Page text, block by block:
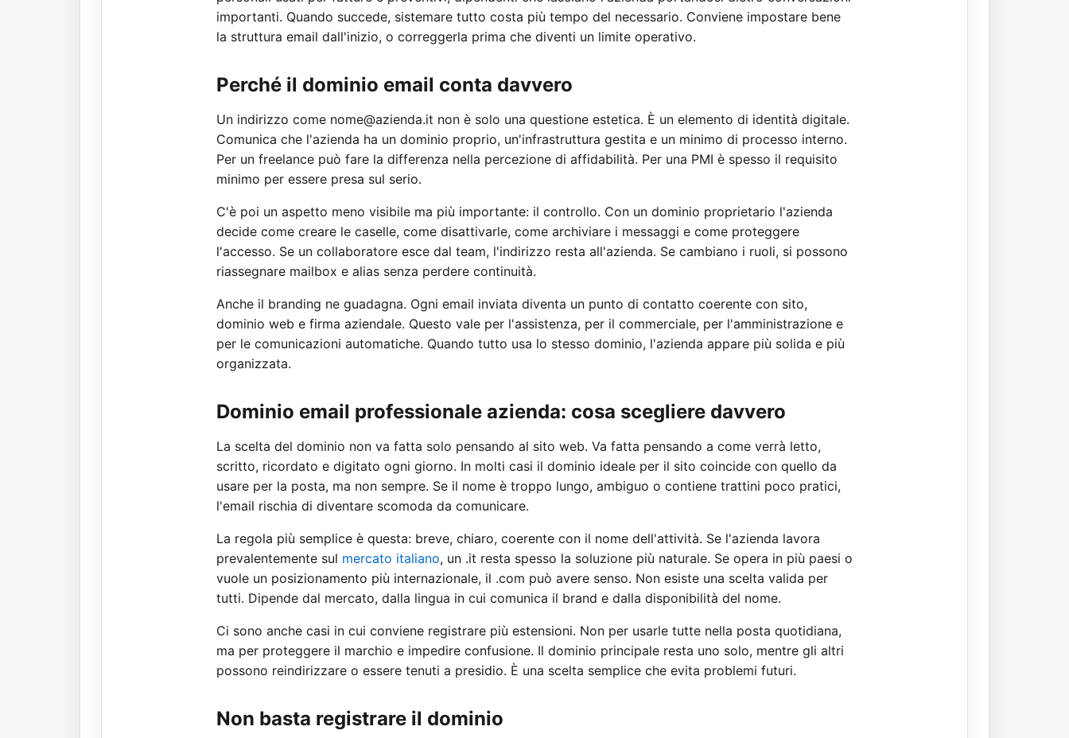
importanti. Quando succede, sistemare tutto costa più tempo del necessario. Conviene impostare bene
la struttura email dall'inizio, o correggerla prima che diventi un limite operativo.
Perché il dominio email conta davvero
Un indirizzo come nome@azienda.it non è solo una questione estetica. È un elemento di identità digitale.
Comunica che l'azienda ha un dominio proprio, un'infrastruttura gestita e un minimo di processo interno.
Per un freelance può fare la differenza nella percezione di affidabilità. Per una PMI è spesso il requisito
minimo per essere presa sul serio.
C'è poi un aspetto meno visibile ma più importante: il controllo. Con un dominio proprietario l'azienda
decide come creare le caselle, come disattivarle, come archiviare i messaggi e come proteggere
l'accesso. Se un collaboratore esce dal team, l'indirizzo resta all'azienda. Se cambiano i ruoli, si possono
riassegnare mailbox e alias senza perdere continuità.
Anche il branding ne guadagna. Ogni email inviata diventa un punto di contatto coerente con sito,
dominio web e firma aziendale. Questo vale per l'assistenza, per il commerciale, per l'amministrazione e
per le comunicazioni automatiche. Quando tutto usa lo stesso dominio, l'azienda appare più solida e più
organizzata.
Dominio email professionale azienda: cosa scegliere davvero
La scelta del dominio non va fatta solo pensando al sito web. Va fatta pensando a come verrà letto,
scritto, ricordato e digitato ogni giorno. In molti casi il dominio ideale per il sito coincide con quello da
usare per la posta, ma non sempre. Se il nome è troppo lungo, ambiguo o contiene trattini poco pratici,
l'email rischia di diventare scomoda da comunicare.
La regola più semplice è questa: breve, chiaro, coerente con il nome dell'attività. Se l'azienda lavora
prevalentemente sul mercato italiano, un .it resta spesso la soluzione più naturale. Se opera in più paesi o
vuole un posizionamento più internazionale, il .com può avere senso. Non esiste una scelta valida per
tutti. Dipende dal mercato, dalla lingua in cui comunica il brand e dalla disponibilità del nome.
Ci sono anche casi in cui conviene registrare più estensioni. Non per usarle tutte nella posta quotidiana,
ma per proteggere il marchio e impedire confusione. Il dominio principale resta uno solo, mentre gli altri
possono reindirizzare o essere tenuti a presidio. È una scelta semplice che evita problemi futuri.
Non basta registrare il dominio